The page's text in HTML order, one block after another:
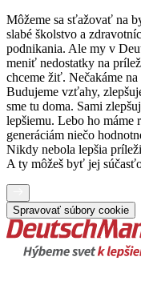
Môžeme sa sťažovať na
slabé školstvo a
podnikania. Ale my v
meniť nedostatky na
chceme žiť. Nečakáme
Budujeme vzťahy,
sme tu doma. Sami
lepšiemu. Lebo ho máme
generáciám niečo
Nikdy nebola lepšia
A ty môžeš byť jej
Spravovať súbory cookie